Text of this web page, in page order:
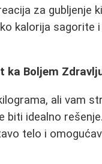
za gubljenje
kalorija
ka Boljem
ali vam
biti idealno
telo i